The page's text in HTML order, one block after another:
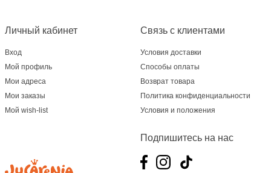
Связь с клиентами
Условия доставки
Способы оплаты
Возврат товара
Политика конфиденциальности
Условия и положения
Личный кабинет
Вход
Мой профиль
Мои адреса
Мои заказы
Мой wish-list
Подпишитесь на нас